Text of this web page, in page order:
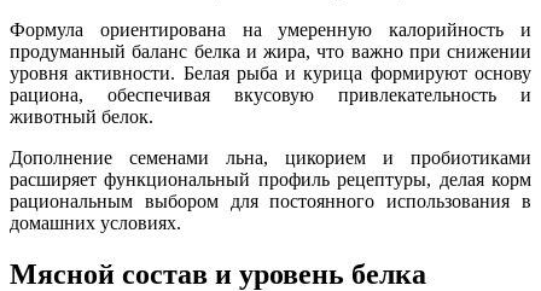
Формула ориентирована на умеренную калорийность и
продуманный баланс белка и жира, что важно при снижении
уровня активности. Белая рыба и курица формируют основу
рациона, обеспечивая вкусовую привлекательность и
животный белок.
Дополнение семенами льна, цикорием и пробиотиками
расширяет функциональный профиль рецептуры, делая корм
рациональным выбором для постоянного использования в
домашних условиях.
Мясной состав и уровень белка